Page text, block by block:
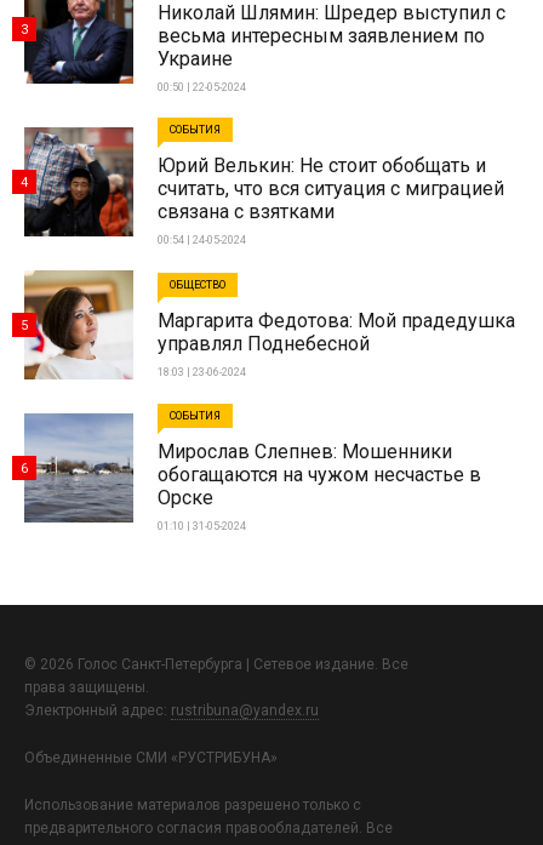
Николай Шлямин: Шредер выступил с
весьма интересным заявлением по
Украине
00:50 | 22-05-2024
3
СОБЫТИЯ
Юрий Велькин: Не стоит обобщать и
считать, что вся ситуация с миграцией
связана с взятками
00:54 | 24-05-2024
4
ОБЩЕСТВО
Маргарита Федотова: Мой прадедушка
управлял Поднебесной
18:03 | 23-06-2024
5
СОБЫТИЯ
Мирослав Слепнев: Мошенники
обогащаются на чужом несчастье в
Орске
01:10 | 31-05-2024
6
© 2026 Голос Санкт-Петербурга | Сетевое издание. Все
права защищены.
Электронный адрес: rustribuna@yandex.ru
Объединенные СМИ «РУСТРИБУНА»
Использование материалов разрешено только с
предварительного согласия правообладателей. Все